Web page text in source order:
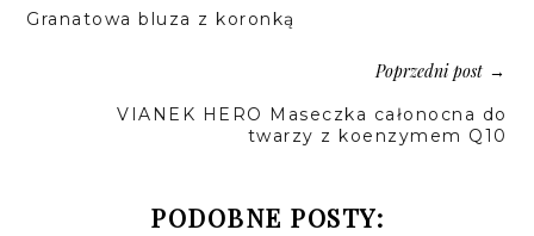
Granatowa bluza z koronką
Poprzedni post→
VIANEK HERO Maseczka całonocna do
twarzy z koenzymem Q10
PODOBNE POSTY: